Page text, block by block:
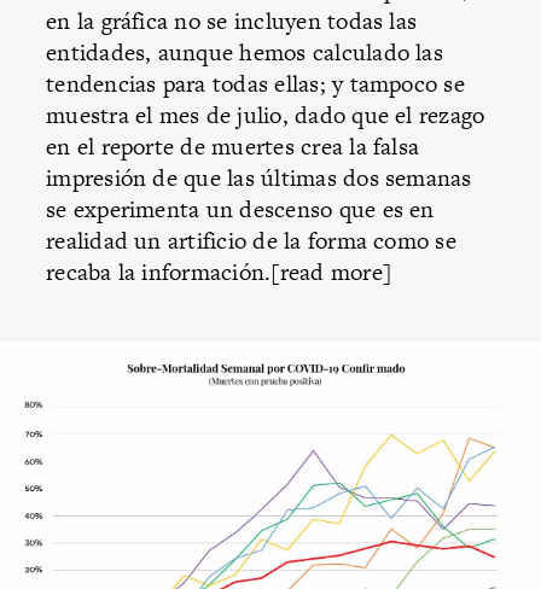
en la gráfica no se incluyen todas las
entidades, aunque hemos calculado las
tendencias para todas ellas; y tampoco se
muestra el mes de julio, dado que el rezago
en el reporte de muertes crea la falsa
impresión de que las últimas dos semanas
se experimenta un descenso que es en
realidad un artificio de la forma como se
recaba la información.[read more]